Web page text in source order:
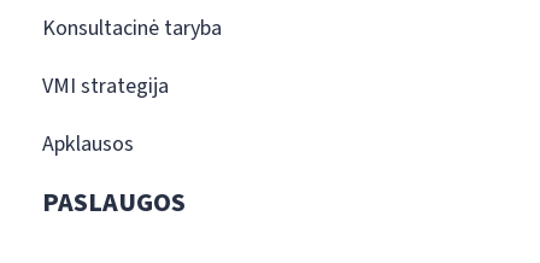
Konsultacinė taryba
VMI strategija
Apklausos
PASLAUGOS